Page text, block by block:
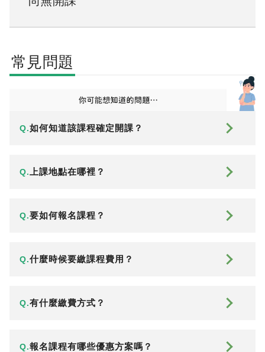
常見問題
Q.如何知道該課程確定開課？
Q. 上課地點在哪裡？
Q.要如何報名課程？
Q.什麼時候要繳課程費用？
Q.有什麼繳費方式？
Q.報名課程有哪些優惠方案嗎？